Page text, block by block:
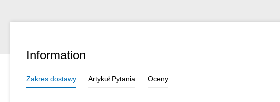
Information
Zakres dostawy Artykuł Pytania Oceny